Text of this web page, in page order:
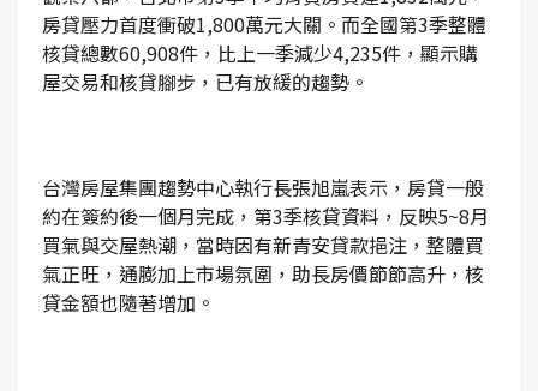
房貸壓力首度衝破1,800萬元大關。而全國第3季整體
核貸總數60,908件，比上一季減少4,235件，顯示購
屋交易和核貸腳步，已有放緩的趨勢。
台灣房屋集團趨勢中心執行長張旭嵐表示，房貸一般
約在簽約後一個月完成，第3季核貸資料，反映5~8月
買氣與交屋熱潮，當時因有新青安貸款挹注，整體買
氣正旺，通膨加上市場氛圍，助長房價節節高升，核
貸金額也隨著增加。